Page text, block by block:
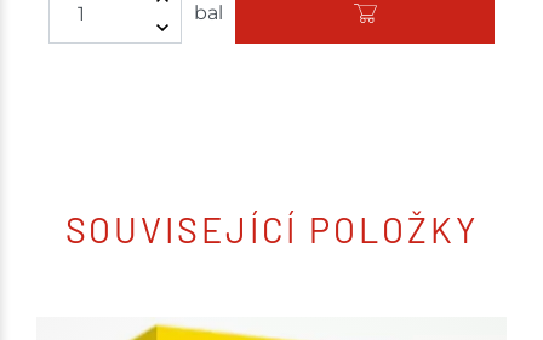
bal
SOUVISEJÍCÍ POLOŽKY